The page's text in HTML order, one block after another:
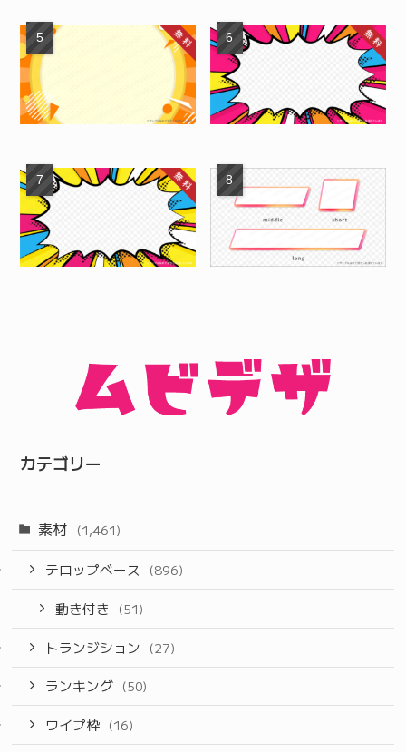
カテゴリー
素材 (1,461)
テロップベース (896)
動き付き (51)
トランジション (27)
ランキング (50)
ワイプ枠 (16)